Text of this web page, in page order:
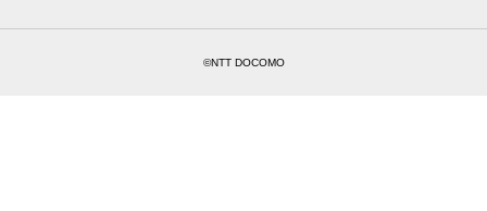
©NTT DOCOMO